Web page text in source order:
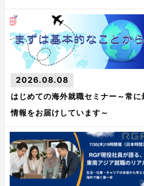
2026.08.08
はじめての海外就職セミナー～常
情報をお届けしています～